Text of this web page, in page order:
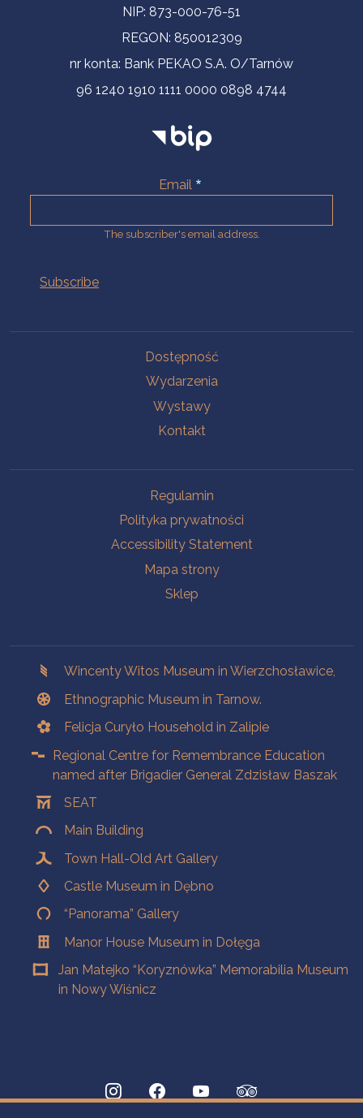
NIP: 873-000-76-51
REGON: 850012309
nr konta: Bank PEKAO S.A. O/Tarnów
96 1240 1910 1111 0000 0898 4744
Email
The subscriber's email address.
Dostępność
Wydarzenia
Wystawy
Kontakt
Regulamin
Polityka prywatności
Accessibility Statement
Mapa strony
Sklep
Wincenty Witos Museum in Wierzchosławice,
Ethnographic Museum in Tarnow.
Felicja Curyło Household in Zalipie
Regional Centre for Remembrance Education
named after Brigadier General Zdzisław Baszak
SEAT
Main Building
Town Hall-Old Art Gallery
Castle Museum in Dębno
“Panorama” Gallery
Manor House Museum in Dołęga
Jan Matejko “Koryznówka” Memorabilia Museum
in Nowy Wiśnicz